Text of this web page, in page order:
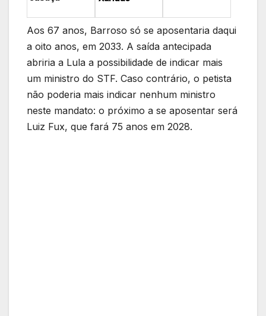
Aos 67 anos, Barroso só se aposentaria daqui
a oito anos, em 2033. A saída antecipada
abriria a Lula a possibilidade de indicar mais
um ministro do STF. Caso contrário, o petista
não poderia mais indicar nenhum ministro
neste mandato: o próximo a se aposentar será
Luiz Fux, que fará 75 anos em 2028.